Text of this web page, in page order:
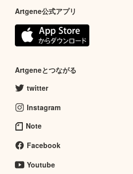
Artgene公式アプリ
Artgeneとつながる
twitter
Instagram
Note
Facebook
Youtube